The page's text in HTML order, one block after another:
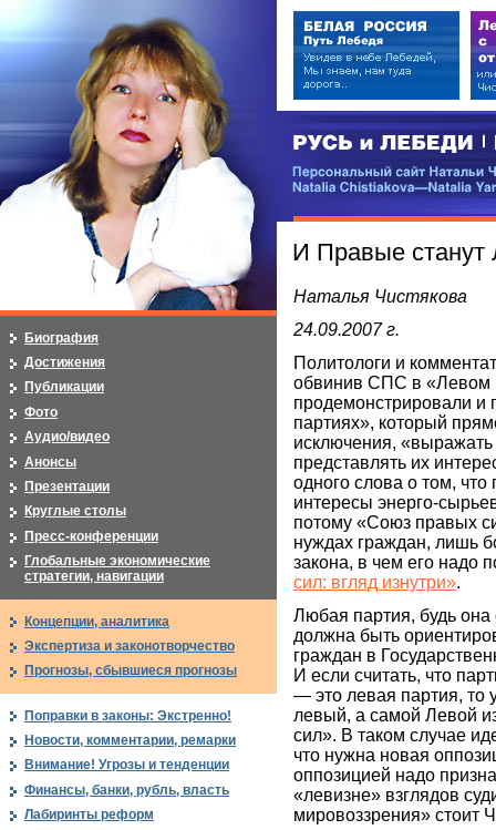
РУСЬ и ЛЕБЕДИ | RUSI —
Персональный сайт Натальи
И Правые
Наталья Чистякова
24.09.2007 г.
Политологи и
обвинив СПС в «Левом
продемонстрировали и
партиях», который
исключения,
представлять их
одного слова о том,
интересы энерго-
потому «Союз правых
нуждах граждан, лишь
закона, в чем его надо
сил: вгляд изнутри».
Любая партия, будь
должна быть
граждан в
И если считать, что
— это левая партия, то
левый, а самой Левой
сил». В таком случае
что нужна новая
оппозицией надо
«левизне» взглядов
мировоззрения» стоит
Биография
Достижения
Публикации
Фото
Аудио/видео
Анонсы
Презентации
Круглые столы
Пресс-конференции
Глобальные экономические
стратегии, навигации
Концепции, аналитика
Экспертиза и законотворчество
Прогнозы, сбывшиеся прогнозы
Поправки в законы: Экстренно!
Новости, комментарии, ремарки
Внимание! Угрозы и тенденции
Финансы, банки, рубль, власть
Лабиринты реформ